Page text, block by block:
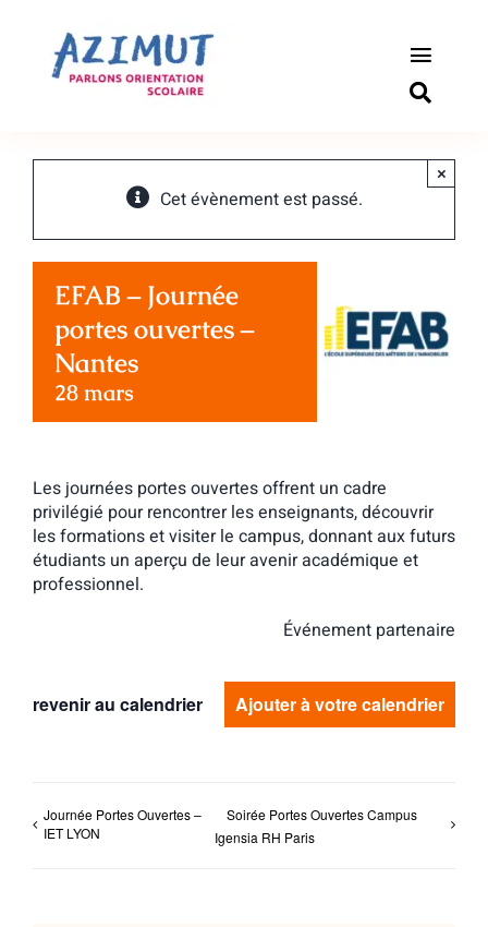
contenu
Toggle
Outils
Actualités
Cet évènement est passé.
×
EFAB – Journée
portes ouvertes –
Nantes
28 mars
Les journées portes ouvertes offrent un cadre
privilégié pour rencontrer les enseignants, découvrir
les formations et visiter le campus, donnant aux futurs
étudiants un aperçu de leur avenir académique et
professionnel.
Événement partenaire
revenir au calendrier Ajouter à votre calendrier
Journée Portes Ouvertes –
IET LYON
Soirée Portes Ouvertes Campus
Igensia RH Paris